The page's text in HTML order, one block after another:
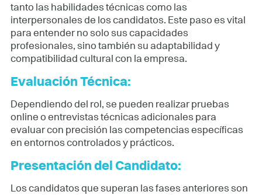
tanto las habilidades técnicas como las
interpersonales de los candidatos. Este paso es vital
para entender no solo sus capacidades
profesionales, sino también su adaptabilidad y
compatibilidad cultural con la empresa.
Evaluación Técnica:
Dependiendo del rol, se pueden realizar pruebas
online o entrevistas técnicas adicionales para
evaluar con precisión las competencias específicas
en entornos controlados y prácticos.
Presentación del Candidato:
Los candidatos que superan las fases anteriores son